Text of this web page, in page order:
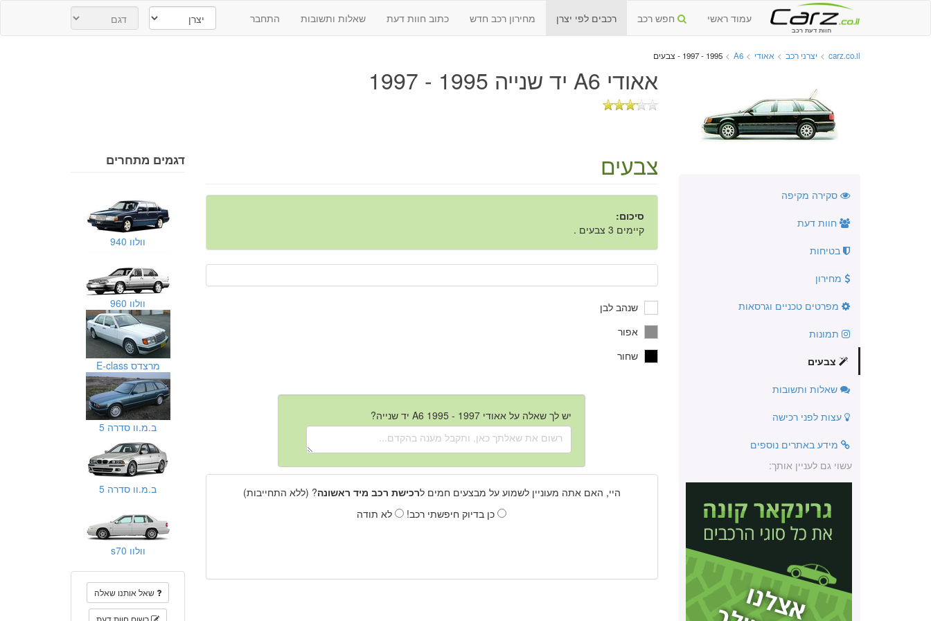
חוות דעת רכב
עמוד ראשי חפש רכב רכבים לפי יצרן מחירון רכב חדש כתוב חוות דעת שאלות ותשובות התחבר
carz.co.il
> יצרני רכב > אאודי >
A6
> 1995 - 1997 - צבעים
אאודי A6 יד שנייה 1995 - 1997
סקירה מקיפה
חוות דעת
בטיחות
מחירון
מפרטים טכניים וגרסאות
תמונות
צבעים
שאלות ותשובות
עצות לפני רכישה
מידע באתרים נוספים
עשוי גם לעניין אותך:
צבעים
סיכום:
קיימים 3 צבעים .
שנהב לבן
אפור
שחור
יש לך שאלה על אאודי A6 1995 - 1997 יד שנייה?
היי, האם אתה מעוניין לשמוע על מבצעים חמים לרכישת רכב מיד ראשונה? (ללא התחייבות)
כן בדיוק חיפשתי רכב!
לא תודה
דגמים מתחרים
וולוו 940
וולוו 960
מרצדס E-class
ב.מ.וו סדרה 5
ב.מ.וו סדרה 5
וולוו s70
שאל אותנו שאלה
רשום חוות דעת